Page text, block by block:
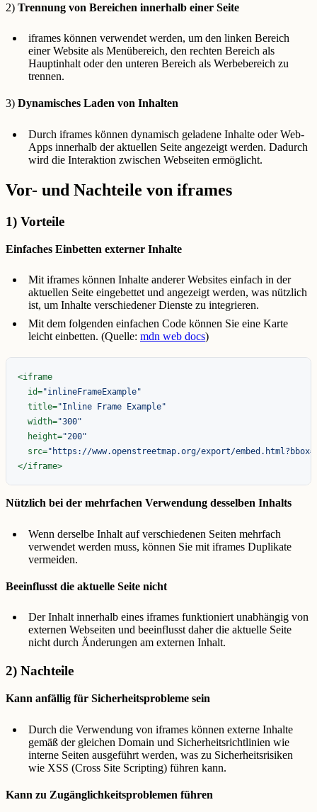
2) Trennung von Bereichen innerhalb einer Seite
iframes können verwendet werden, um den linken Bereich
einer Website als Menübereich, den rechten Bereich als
Hauptinhalt oder den unteren Bereich als Werbebereich zu
trennen.
3) Dynamisches Laden von Inhalten
Durch iframes können dynamisch geladene Inhalte oder Web-
Apps innerhalb der aktuellen Seite angezeigt werden. Dadurch
wird die Interaktion zwischen Webseiten ermöglicht.
Vor- und Nachteile von iframes
1) Vorteile
Einfaches Einbetten externer Inhalte
Mit iframes können Inhalte anderer Websites einfach in der
aktuellen Seite eingebettet und angezeigt werden, was nützlich
ist, um Inhalte verschiedener Dienste zu integrieren.
Mit dem folgenden einfachen Code können Sie eine Karte
leicht einbetten. (Quelle: mdn web docs)
<iframe
id="inlineFrameExample"
title="Inline Frame Example"
width="300"
height="200"
src="https://www.openstreetmap.org/export/embed.html?bbox=-
</iframe>
Nützlich bei der mehrfachen Verwendung desselben Inhalts
Wenn derselbe Inhalt auf verschiedenen Seiten mehrfach
verwendet werden muss, können Sie mit iframes Duplikate
vermeiden.
Beeinflusst die aktuelle Seite nicht
Der Inhalt innerhalb eines iframes funktioniert unabhängig von
externen Webseiten und beeinflusst daher die aktuelle Seite
nicht durch Änderungen am externen Inhalt.
2) Nachteile
Kann anfällig für Sicherheitsprobleme sein
Durch die Verwendung von iframes können externe Inhalte
gemäß der gleichen Domain und Sicherheitsrichtlinien wie
interne Seiten ausgeführt werden, was zu Sicherheitsrisiken
wie XSS (Cross Site Scripting) führen kann.
Kann zu Zugänglichkeitsproblemen führen